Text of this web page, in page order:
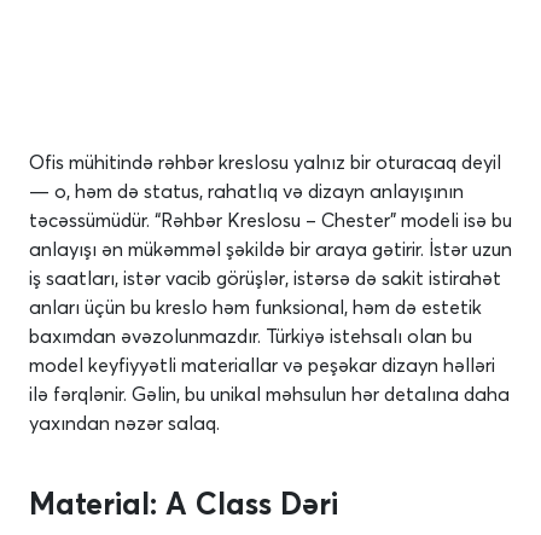
Ofis mühitində rəhbər kreslosu yalnız bir oturacaq deyil
— o, həm də status, rahatlıq və dizayn anlayışının
təcəssümüdür. “Rəhbər Kreslosu – Chester” modeli isə bu
anlayışı ən mükəmməl şəkildə bir araya gətirir. İstər uzun
iş saatları, istər vacib görüşlər, istərsə də sakit istirahət
anları üçün bu kreslo həm funksional, həm də estetik
baxımdan əvəzolunmazdır. Türkiyə istehsalı olan bu
model keyfiyyətli materiallar və peşəkar dizayn həlləri
ilə fərqlənir. Gəlin, bu unikal məhsulun hər detalına daha
yaxından nəzər salaq.
Material: A Class Dəri